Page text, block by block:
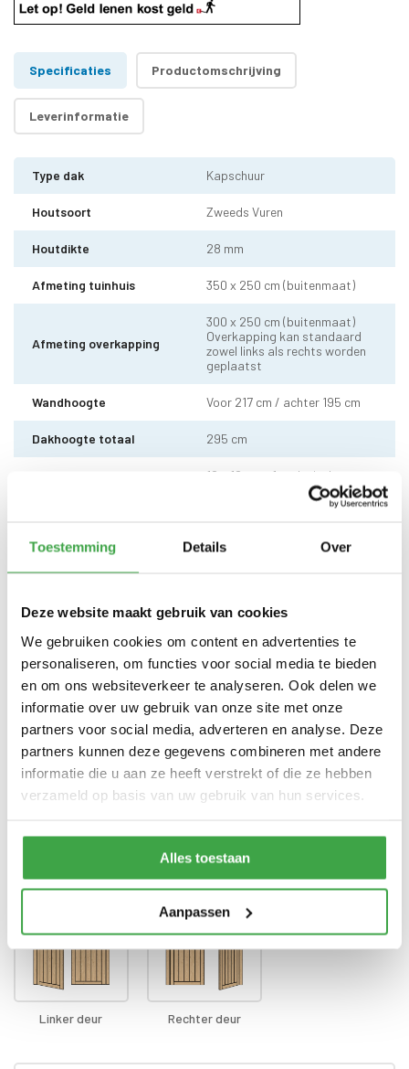
Toestemming Details Over
Deze website maakt gebruik van cookies
We gebruiken cookies om content en advertenties te
personaliseren, om functies voor social media te bieden
en om ons websiteverkeer te analyseren. Ook delen we
informatie over uw gebruik van onze site met onze
partners voor social media, adverteren en analyse. Deze
partners kunnen deze gegevens combineren met andere
informatie die u aan ze heeft verstrekt of die ze hebben
verzameld op basis van uw gebruik van hun services.
Alles toestaan
Aanpassen
Specificaties Productomschrijving
Leverinformatie
Type dak Kapschuur
Houtsoort Zweeds Vuren
Houtdikte 28 mm
Afmeting tuinhuis 350 x 250 cm (buitenmaat)
Afmeting overkapping
300 x 250 cm (buitenmaat)
Overkapping kan standaard
zowel links als rechts worden
geplaatst
Wandhoogte Voor 217 cm / achter 195 cm
Dakhoogte totaal 295 cm
10 x 10 cm - 1 stuks incl.
Dakbedekking
Deur
voorzien van echt glas
Doorloophoogte deur 188 cm
Bevestigingsmaterialen
Alle bevestigingsmaterialen
zijn inbegrepen
Transport
Gratis thuisbezorgd - In
Nederland
Linker deur Rechter deur